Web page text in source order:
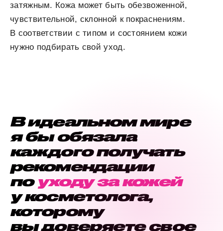
затяжным. Кожа может быть обезвоженной,
чувствительной, склонной к покраснениям.
В соответствии с типом и состоянием кожи
нужно подбирать свой уход.
В идеальном мире
я бы обязала
каждого получать
рекомендации
по уходу за кожей
у косметолога,
которому
вы доверяете свое